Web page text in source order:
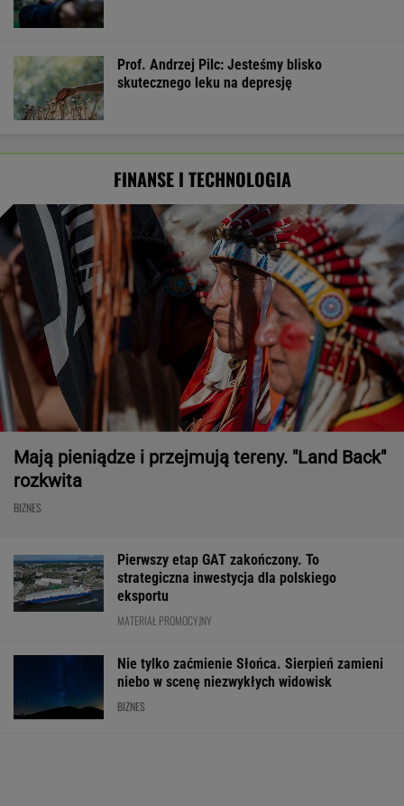
Prof. Andrzej Pilc: Jesteśmy blisko
skutecznego leku na depresję
FINANSE I TECHNOLOGIA
Mają pieniądze i przejmują tereny. "Land Back"
rozkwita
BIZNES
Pierwszy etap GAT zakończony. To
strategiczna inwestycja dla polskiego
eksportu
MATERIAŁ PROMOCYJNY
Nie tylko zaćmienie Słońca. Sierpień zamieni
niebo w scenę niezwykłych widowisk
BIZNES